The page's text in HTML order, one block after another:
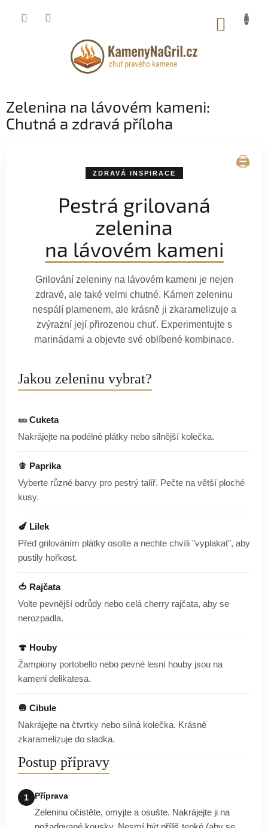
Zelenina na lávovém kameni:
Chutná a zdravá příloha
🖨️
ZDRAVÁ INSPIRACE
Pestrá grilovaná
zelenina
na lávovém kameni
Grilování zeleniny na lávovém kameni je nejen
zdravé, ale také velmi chutné. Kámen zeleninu
nespálí plamenem, ale krásně ji zkaramelizuje a
zvýrazní její přirozenou chuť. Experimentujte s
marinádami a objevte své oblíbené kombinace.
Jakou zeleninu vybrat?
🥒 Cuketa
Nakrájejte na podélné plátky nebo silnější kolečka.
🫑 Paprika
Vyberte různé barvy pro pestrý talíř. Pečte na větší ploché
kusy.
🍆 Lilek
Před grilováním plátky osolte a nechte chvíli "vyplakat", aby
pustily hořkost.
🍅 Rajčata
Volte pevnější odrůdy nebo celá cherry rajčata, aby se
nerozpadla.
🍄 Houby
Žampiony portobello nebo pevné lesní houby jsou na
kameni delikatesa.
🧅 Cibule
Nakrájejte na čtvrtky nebo silná kolečka. Krásně
zkaramelizuje do sladka.
Postup přípravy
1 Příprava
Zeleninu očistěte, omyjte a osušte. Nakrájejte ji na